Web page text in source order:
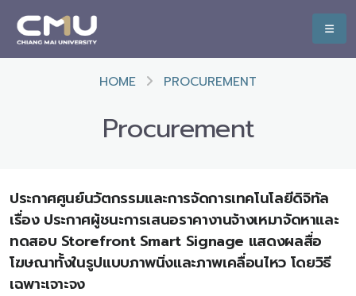
HOME PROCUREMENT
Procurement
ประกาศศูนย์นวัตกรรมและการจัดการเทคโนโลยีดิจิทัล
เรื่อง ประกาศผู้ชนะการเสนอราคางานจ้างเหมาจัดหาและ
ทดสอบ Storefront Smart Signage แสดงผลสื่อ
โฆษณาทั้งในรูปแบบภาพนิ่งและภาพเคลื่อนไหว โดยวิธี
เฉพาะเจาะจง